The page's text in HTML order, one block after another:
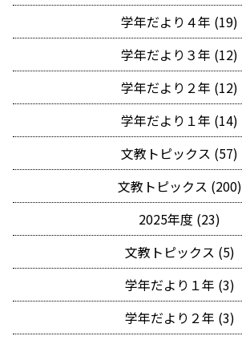
学年だより４年 (19)
学年だより３年 (12)
学年だより２年 (12)
学年だより１年 (14)
文教トピックス (57)
文教トピックス (200)
2025年度 (23)
文教トピックス (5)
学年だより１年 (3)
学年だより２年 (3)